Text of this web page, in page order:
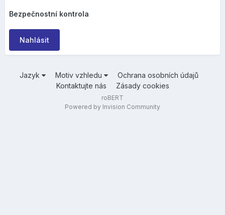
Bezpečnostní kontrola
Nahlásit
Jazyk Motiv vzhledu
Ochrana osobních údajů
Kontaktujte nás
Zásady cookies
roBERT
Powered by Invision Community